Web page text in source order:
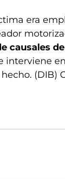
era
causales
interviene
(DIB)